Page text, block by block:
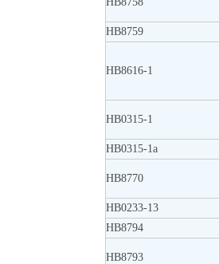
HB8759
HB8616-1
HB0315-1
HB0315-1a
HB8770
HB0233-13
HB8794
HB8793